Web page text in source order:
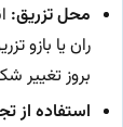
محل تزریق:
ران یا بازو
بروز تغییر
استفاده از